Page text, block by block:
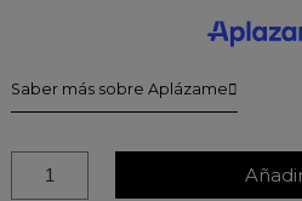
Saber más sobre Aplázame